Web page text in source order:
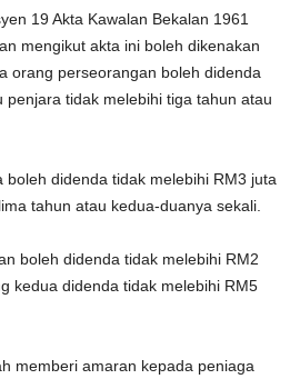
19 Akta Kawalan Bekalan 1961
mengikut akta ini boleh dikenakan
orang perseorangan boleh didenda
penjara tidak melebihi tiga tahun atau
boleh didenda tidak melebihi RM3 juta
tahun atau kedua-duanya sekali.
boleh didenda tidak melebihi RM2
kedua didenda tidak melebihi RM5
memberi amaran kepada peniaga